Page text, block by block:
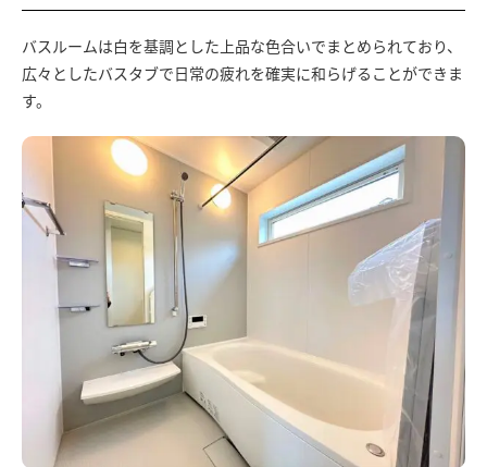
バスルームは白を基調とした上品な色合いでまとめられており、
広々としたバスタブで日常の疲れを確実に和らげることができま
す。